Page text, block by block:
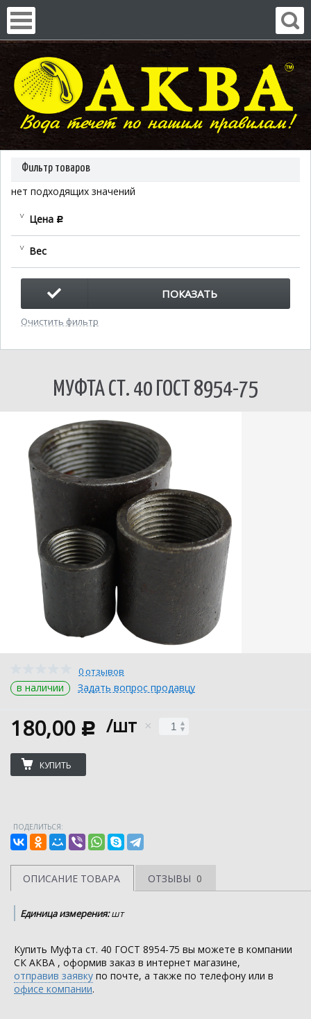
Фильтр товаров
нет подходящих значений
Цена c
Вес
ПОКАЗАТЬ
Очистить фильтр
МУФТА СТ. 40 ГОСТ 8954-75
0 отзывов
в наличии Задать вопрос продавцу
180,00 c /шт
КУПИТЬ
ПОДЕЛИТЬСЯ:
ОПИСАНИЕ ТОВАРА ОТЗЫВЫ 0
Единица измерения:шт
Купить Муфта ст. 40 ГОСТ 8954-75 вы можете в компании
СК АКВА , оформив заказ в интернет магазине,
отправив заявку по почте, а также по телефону или в
офисе компании.